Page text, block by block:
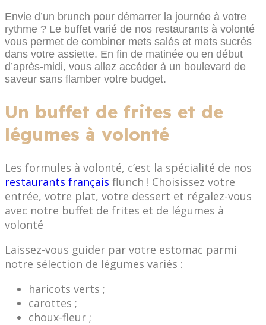
Envie d’un brunch pour démarrer la journée à votre
rythme ? Le buffet varié de nos restaurants à volonté
vous permet de combiner mets salés et mets sucrés
dans votre assiette. En fin de matinée ou en début
d’après-midi, vous allez accéder à un boulevard de
saveur sans flamber votre budget.
Un buffet de frites et de
légumes à volonté
Les formules à volonté, c’est la spécialité de nos
restaurants français flunch ! Choisissez votre
entrée, votre plat, votre dessert et régalez-vous
avec notre buffet de frites et de légumes à
volonté
Laissez-vous guider par votre estomac parmi
notre sélection de légumes variés :
haricots verts ;
carottes ;
choux-fleur ;